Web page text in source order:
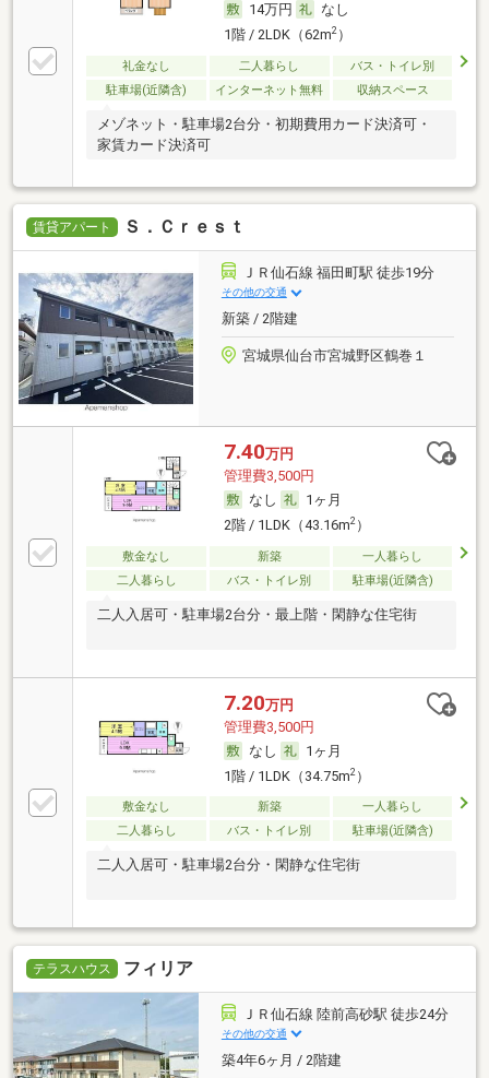
14万円
なし
1階 / 2LDK（62m2）
礼金なし 二人暮らし
バス・トイレ別
駐車場(近隣含)
インターネット無料 収納スペース
メゾネット・駐車場2台分・初期費用カード決済可・
家賃カード決済可
賃貸アパート Ｓ．Ｃｒｅｓｔ
ＪＲ仙石線 福田町駅 徒歩19分
その他の交通
新築 / 2階建
宮城県仙台市宮城野区鶴巻１
7.40万円
管理費3,500円
なし
1ヶ月
2階 / 1LDK（43.16m2）
敷金なし 新築
一人暮らし
二人暮らし
バス・トイレ別 駐車場(近隣含)
二人入居可・駐車場2台分・最上階・閑静な住宅街
7.20万円
管理費3,500円
なし
1ヶ月
1階 / 1LDK（34.75m2）
敷金なし 新築
一人暮らし
二人暮らし
バス・トイレ別 駐車場(近隣含)
二人入居可・駐車場2台分・閑静な住宅街
テラスハウス フィリア
ＪＲ仙石線 陸前高砂駅 徒歩24分
その他の交通
築4年6ヶ月 / 2階建